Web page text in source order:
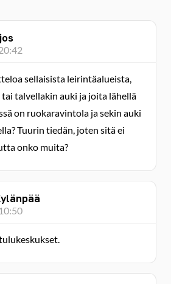
sellaisista leirintäalueista,
talvellakin auki ja joita lähellä
on ruokaravintola ja sekin auki
Tuurin tiedän, joten sitä ei
onko muita?